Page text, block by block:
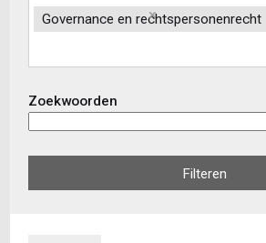
×
Governance en rechtspersonenrecht
Zoekwoorden
Filteren